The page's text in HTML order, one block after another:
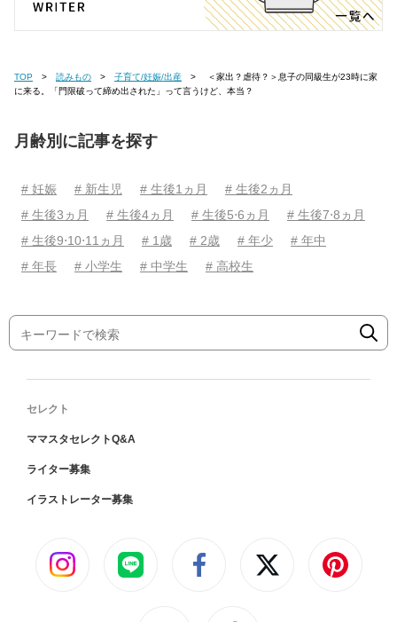
TOP 読みもの 子育て/妊娠/出産
に来る。「門限破って締め出された」って言うけど、本当？
月齢別に記事を探す
# 妊娠 # 新生児 # 生後1ヵ月
# 生後2ヵ月
# 生後3ヵ月
# 生後4ヵ月 # 生後5⋅6ヵ月
# 生後7⋅8ヵ月
# 生後9⋅10⋅11ヵ月
# 1歳 # 2歳 # 年少
# 年中
# 年長
# 小学生 # 中学生 # 高校生
セレクト
ママスタセレクトQ&A
ライター募集
イラストレーター募集